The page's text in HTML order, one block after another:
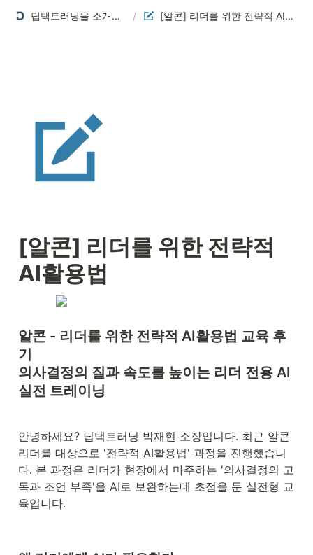
딥택트러닝을 소개합니다 / [알콘] 리더를 위한 전략적 AI활용법
[알콘] 리더를 위한 전략적
AI활용법
알콘 - 리더를 위한 전략적 AI활용법 교육 후
기
의사결정의 질과 속도를 높이는 리더 전용 AI
실전 트레이닝
안녕하세요? 딥택트러닝 박재현 소장입니다. 최근 알콘
리더를 대상으로 '전략적 AI활용법' 과정을 진행했습니
다. 본 과정은 리더가 현장에서 마주하는 '의사결정의 고
독과 조언 부족'을 AI로 보완하는데 초점을 둔 실전형 교
육입니다.